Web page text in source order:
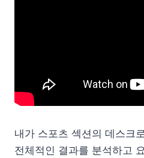
내가 스포츠 섹션의 데스크
전체적인 결과를 분석하고